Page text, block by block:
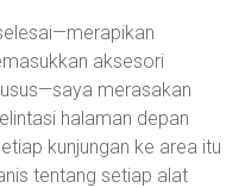
aksesori
merasakan
halaman depan
kunjungan ke area itu
tentang setiap alat